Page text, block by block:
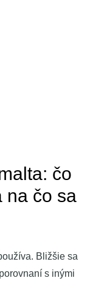
čo
na čo sa
Bližšie sa
s inými